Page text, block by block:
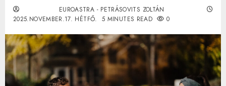
EUROASTRA - PETRÁSOVITS ZOLTÁN
2025.NOVEMBER.17. HÉTFŐ.
5 MINUTES READ 0